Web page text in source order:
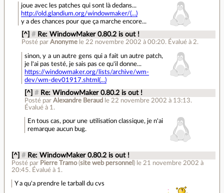
joue avec les patches qui sont là dedans...
http://old.glandium.org/windowmaker/(...)
y a des chances pour que ça marche encore...
[^] # Re: WindowMaker 0.80.2 is out !
Posté par Anonyme le 22 novembre 2002 à 00:20. Évalué à 2.
sinon, y a un autre gens qui a fait un autre patch,
je l'ai pas testé, je sais pas ce qu'il donne...
https://windowmaker.org/lists/archive/wm-
dev/wm-dev01917.shtml(...)
[^] # Re: WindowMaker 0.80.2 is out !
Posté par Alexandre Beraud le 22 novembre 2002 à 13:13.
Évalué à 1 .
En tous cas, pour une utilisation classique, je n'ai
remarque aucun bug.
[^] # Re: WindowMaker 0.80.2 is out !
Posté par Pierre Tramo(site web personnel ) le 21 novembre 2002 à
20:45. Évalué à 1 .
Y a qu'a prendre le tarball du cvs